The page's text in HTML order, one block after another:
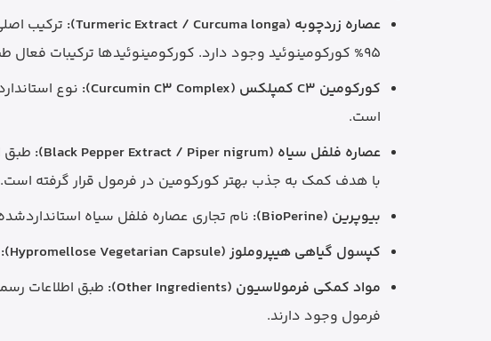
عصاره زردچوبه (Turmeric Extract / Curcuma longa):
95% کورکومینوئید وجود دارد. کورکومینوئیدها ترکیبات فعال طبیعی زردچوبه هستند.
کورکومین C3 کمپلکس (Curcumin C3 Complex):
نوع
است.
عصاره فلفل سیاه (Black Pepper Extract / Piper nigrum):
با هدف کمک به جذب بهتر کورکومین در فرمول قرار گرفته است.
بیوپرین (BioPerine):
نام تجاری عصاره فلفل سیاه
کپسول گیاهی هیپروملوز (Hypromellose Vegetarian Capsule):
مواد کمکی فرمولاسیون (Other Ingredients):
فرمول وجود دارند.